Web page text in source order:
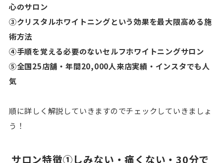
心のサロン
③クリスタルホワイトニングという効果を最大限高める施
術方法
④手順を覚える必要のないセルフホワイトニングサロン
⑤全国25店舗・年間20,000人来店実績・インスタでも人
気
順に詳しく解説していきますのでチェックしていきましょ
う！
サロン特徴①しみない・痛くない・30分で